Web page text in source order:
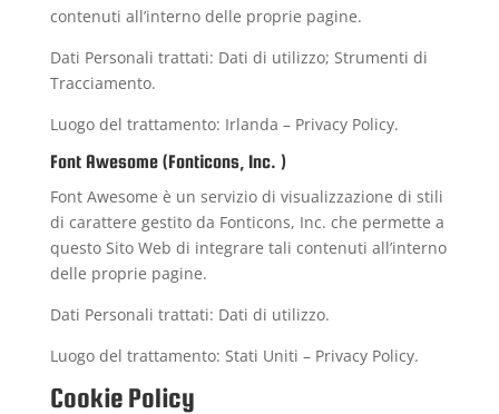
contenuti all’interno delle proprie pagine.
Dati Personali trattati: Dati di utilizzo; Strumenti di
Tracciamento.
Luogo del trattamento: Irlanda – Privacy Policy.
Font Awesome (Fonticons, Inc. )
Font Awesome è un servizio di visualizzazione di stili
di carattere gestito da Fonticons, Inc. che permette a
questo Sito Web di integrare tali contenuti all’interno
delle proprie pagine.
Dati Personali trattati: Dati di utilizzo.
Luogo del trattamento: Stati Uniti – Privacy Policy.
Cookie Policy